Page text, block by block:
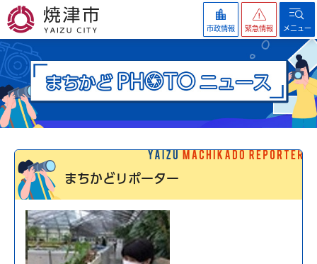
焼津市
市政情報 緊急情報 メニュー
まちかどリポーター